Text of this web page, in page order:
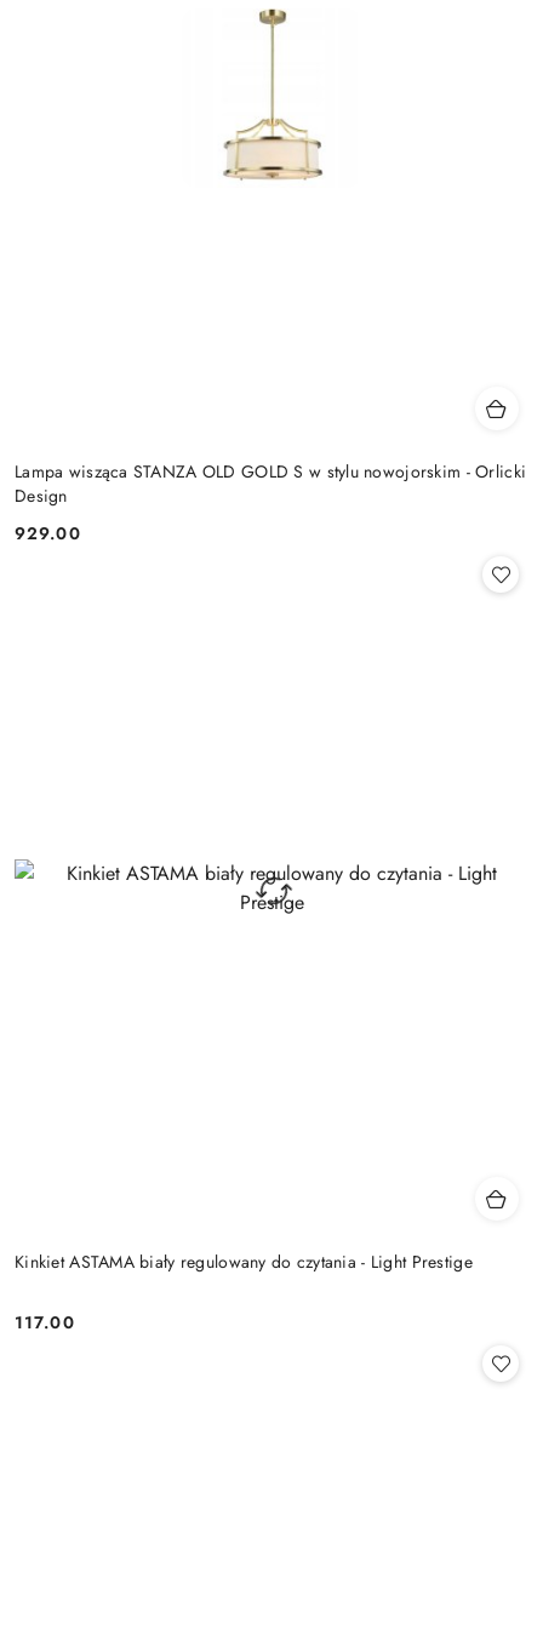
Lampa wisząca STANZA OLD GOLD S w stylu nowojorskim - Orlicki
Design
Cena:
929.00
Kinkiet ASTAMA biały regulowany do czytania - Light Prestige
Cena:
117.00